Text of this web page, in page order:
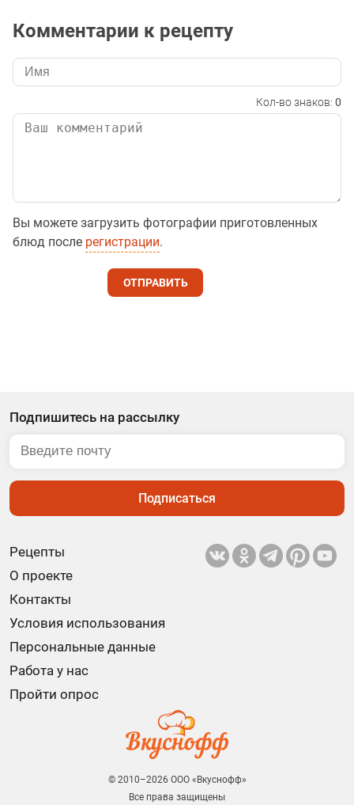
Комментарии к рецепту
Кол-во знаков: 0
Вы можете загрузить фотографии приготовленных
блюд после регистрации.
ОТПРАВИТЬ
Рецепты
О проекте
Контакты
Условия использования
Персональные данные
Работа у нас
Пройти опрос
Подпишитесь на рассылку
Подписаться
© 2010–2026 ООО «Вкуснофф»
Все права защищены